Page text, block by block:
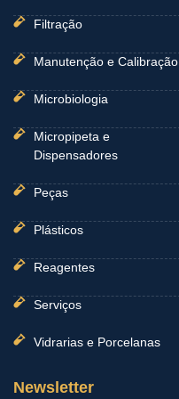
Filtração
Manutenção e Calibração
Microbiologia
Micropipeta e
Dispensadores
Peças
Plásticos
Reagentes
Serviços
Vidrarias e Porcelanas
Newsletter